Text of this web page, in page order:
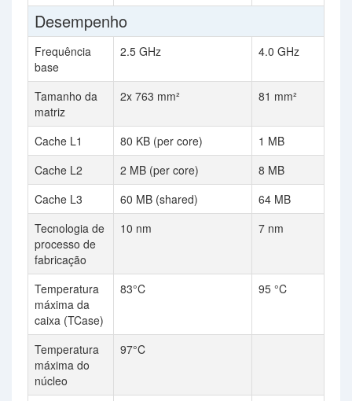
Desempenho
Frequência
base
2.5 GHz 4.0 GHz
Tamanho da
matriz
2x 763 mm² 81 mm²
Cache L1 80 KB (per core)
1 MB
Cache L2
2 MB (per core)
8 MB
Cache L3
60 MB (shared)
64 MB
Tecnologia de
processo de
fabricação
10 nm 7 nm
Temperatura
máxima da
caixa (TCase)
83°C 95 °C
Temperatura
máxima do
núcleo
97°C